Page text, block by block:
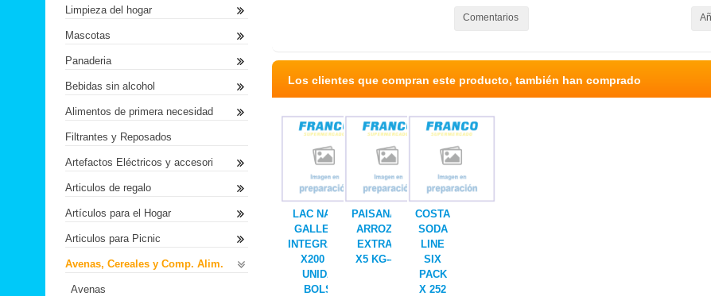
Comentarios
Los clientes que compran este producto, también han comprado
LAC NATUR
GALLETAS
INTEGRALES
X200 GR
UNIDAD
BOLSA
PAISANA
ARROZ
EXTRA
X5 KG--
COSTA
SODA
LINE
SIX
PACK
X 252
Limpieza del hogar
Mascotas
Panaderia
Bebidas sin alcohol
Alimentos de primera necesidad
Filtrantes y Reposados
Artefactos Eléctricos y accesori
Articulos de regalo
Artículos para el Hogar
Articulos para Picnic
Avenas, Cereales y Comp. Alim.
Avenas